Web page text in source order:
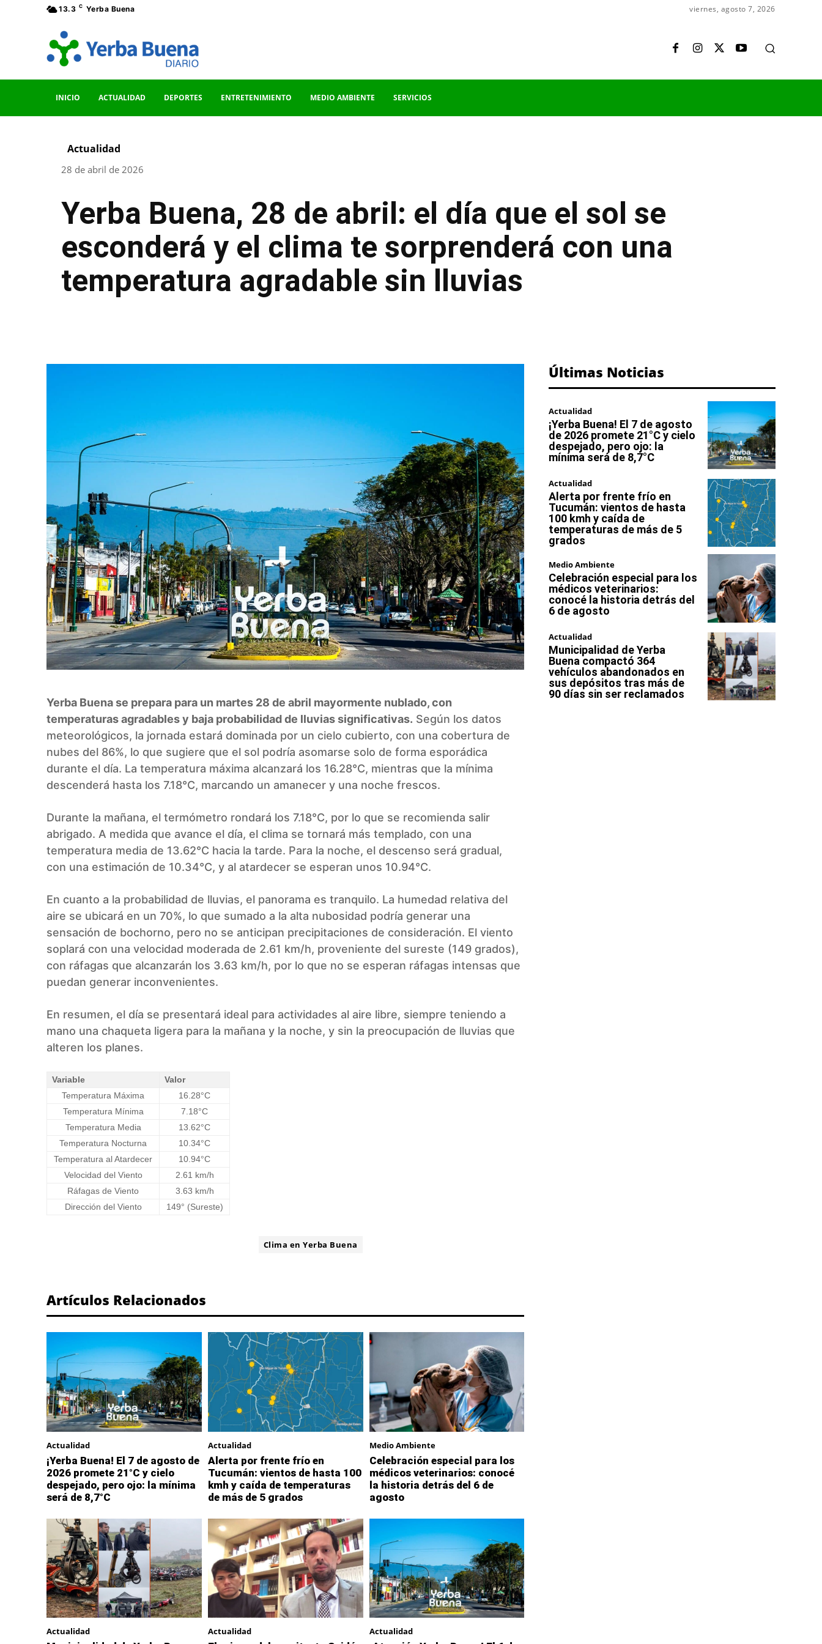
13.3 C Yerba Buena viernes, agosto 7, 2026
INICIO ACTUALIDAD DEPORTES ENTRETENIMIENTO MEDIO AMBIENTE SERVICIOS
Actualidad
28 de abril de 2026
Yerba Buena, 28 de abril: el día que el sol se
esconderá y el clima te sorprenderá con una
temperatura agradable sin lluvias
Yerba Buena se prepara para un martes 28 de abril mayormente nublado, con
temperaturas agradables y baja probabilidad de lluvias significativas. Según los datos
meteorológicos, la jornada estará dominada por un cielo cubierto, con una cobertura de
nubes del 86%, lo que sugiere que el sol podría asomarse solo de forma esporádica
durante el día. La temperatura máxima alcanzará los 16.28°C, mientras que la mínima
descenderá hasta los 7.18°C, marcando un amanecer y una noche frescos.
Durante la mañana, el termómetro rondará los 7.18°C, por lo que se recomienda salir
abrigado. A medida que avance el día, el clima se tornará más templado, con una
temperatura media de 13.62°C hacia la tarde. Para la noche, el descenso será gradual,
con una estimación de 10.34°C, y al atardecer se esperan unos 10.94°C.
En cuanto a la probabilidad de lluvias, el panorama es tranquilo. La humedad relativa del
aire se ubicará en un 70%, lo que sumado a la alta nubosidad podría generar una
sensación de bochorno, pero no se anticipan precipitaciones de consideración. El viento
soplará con una velocidad moderada de 2.61 km/h, proveniente del sureste (149 grados),
con ráfagas que alcanzarán los 3.63 km/h, por lo que no se esperan ráfagas intensas que
puedan generar inconvenientes.
En resumen, el día se presentará ideal para actividades al aire libre, siempre teniendo a
mano una chaqueta ligera para la mañana y la noche, y sin la preocupación de lluvias que
alteren los planes.
Variable
Valor
Temperatura Máxima
16.28°C
Temperatura Mínima
7.18°C
Temperatura Media
13.62°C
Temperatura Nocturna
10.34°C
Temperatura al Atardecer
10.94°C
Velocidad del Viento
2.61 km/h
Ráfagas de Viento
3.63 km/h
Dirección del Viento
149° (Sureste)
Clima en Yerba Buena
Artículos Relacionados
Actualidad
¡Yerba Buena! El 7 de agosto de
2026 promete 21°C y cielo
despejado, pero ojo: la mínima
será de 8,7°C
Actualidad
Alerta por frente frío en
Tucumán: vientos de hasta 100
kmh y caída de temperaturas
de más de 5 grados
Medio Ambiente
Celebración especial para los
médicos veterinarios: conocé
la historia detrás del 6 de
agosto
Actualidad Actualidad Actualidad
Últimas Noticias
Actualidad
¡Yerba Buena! El 7 de agosto
de 2026 promete 21°C y cielo
despejado, pero ojo: la
mínima será de 8,7°C
Actualidad
Alerta por frente frío en
Tucumán: vientos de hasta
100 kmh y caída de
temperaturas de más de 5
grados
Medio Ambiente
Celebración especial para los
médicos veterinarios:
conocé la historia detrás del
6 de agosto
Actualidad
Municipalidad de Yerba
Buena compactó 364
vehículos abandonados en
sus depósitos tras más de
90 días sin ser reclamados